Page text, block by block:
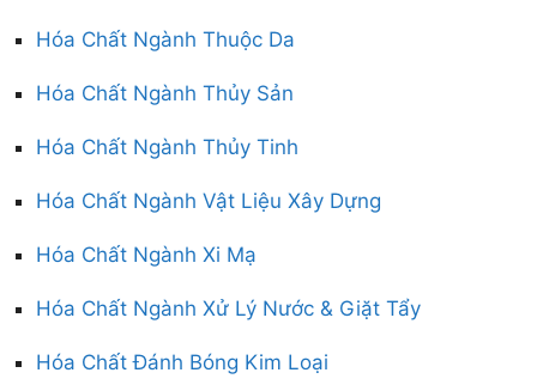
Hóa Chất Ngành Thuộc Da
Hóa Chất Ngành Thủy Sản
Hóa Chất Ngành Thủy Tinh
Hóa Chất Ngành Vật Liệu Xây Dựng
Hóa Chất Ngành Xi Mạ
Hóa Chất Ngành Xử Lý Nước & Giặt Tẩy
Hóa Chất Đánh Bóng Kim Loại